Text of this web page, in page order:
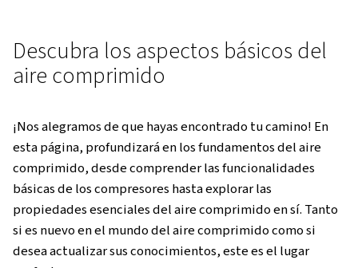
Worthington Creyssensac Spain
Consejos Sobre Aire Comprimido
Descubra los aspectos
aire comprimido
¡Nos alegramos de que hayas encontrado tu